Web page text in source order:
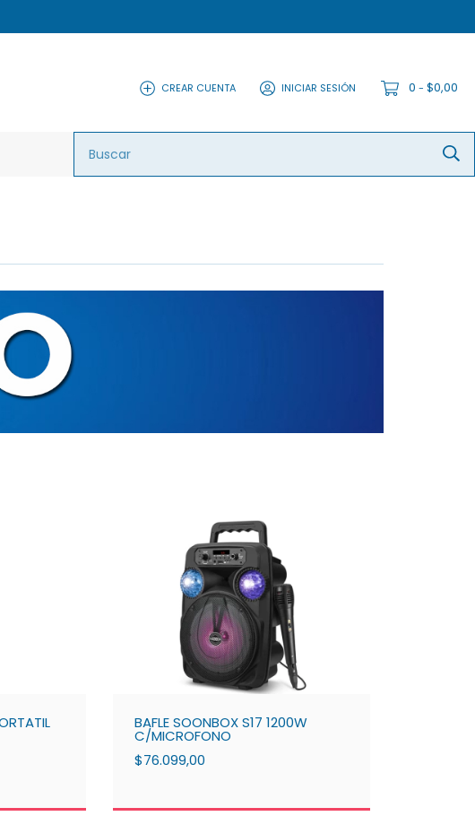
CREAR CUENTA INICIAR SESIÓN 0 - $0,00
BAFLE SOONBOX S17 1200W
C/MICROFONO
$76.099,00